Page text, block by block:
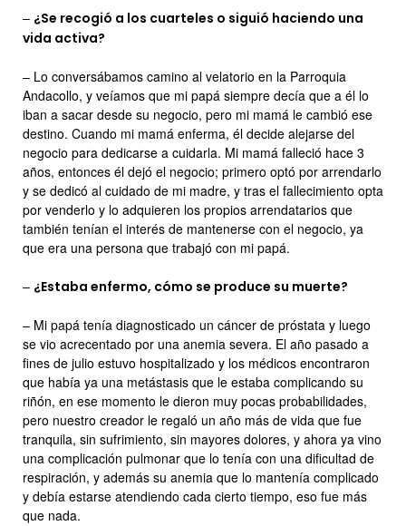
– ¿Se recogió a los cuarteles o siguió haciendo una
vida activa?
– Lo conversábamos camino al velatorio en la Parroquia
Andacollo, y veíamos que mi papá siempre decía que a él lo
iban a sacar desde su negocio, pero mi mamá le cambió ese
destino. Cuando mi mamá enferma, él decide alejarse del
negocio para dedicarse a cuidarla. Mi mamá falleció hace 3
años, entonces él dejó el negocio; primero optó por arrendarlo
y se dedicó al cuidado de mi madre, y tras el fallecimiento opta
por venderlo y lo adquieren los propios arrendatarios que
también tenían el interés de mantenerse con el negocio, ya
que era una persona que trabajó con mi papá.
– ¿Estaba enfermo, cómo se produce su muerte?
– Mi papá tenía diagnosticado un cáncer de próstata y luego
se vio acrecentado por una anemia severa. El año pasado a
fines de julio estuvo hospitalizado y los médicos encontraron
que había ya una metástasis que le estaba complicando su
riñón, en ese momento le dieron muy pocas probabilidades,
pero nuestro creador le regaló un año más de vida que fue
tranquila, sin sufrimiento, sin mayores dolores, y ahora ya vino
una complicación pulmonar que lo tenía con una dificultad de
respiración, y además su anemia que lo mantenía complicado
y debía estarse atendiendo cada cierto tiempo, eso fue más
que nada.